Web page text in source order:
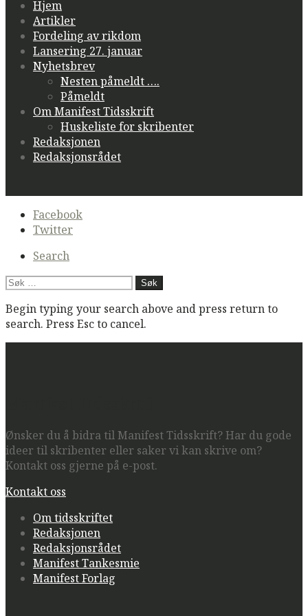
Hjem
Artikler
Fordeling av rikdom
Lansering 27. januar
Nyhetsbrev
Nesten påmeldt ….
Påmeldt
Om Manifest Tidsskrift
Huskeliste for skribenter
Redaksjonen
Redaksjonsrådet
Secondary
navigation
Facebook
Twitter
Search
Søk
Begin typing your search above and press return to
search. Press Esc to cancel.
Ønsker du å bidra til Manifest Tidsskrift? Har du gode
ideer til skribenter eller saker vi kan skrive om?
Kontakt oss gjerne på e-post.
Kontakt oss
Om tidsskriftet
Redaksjonen
Redaksjonsrådet
Manifest Tankesmie
Manifest Forlag